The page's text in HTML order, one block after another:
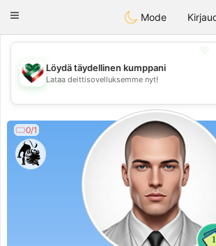
Kuwait Chat
Toggle
Mode
💖
💕
Löydä täydellinen kumppani
Lataa deittisovelluksemme nyt!
0/1
1